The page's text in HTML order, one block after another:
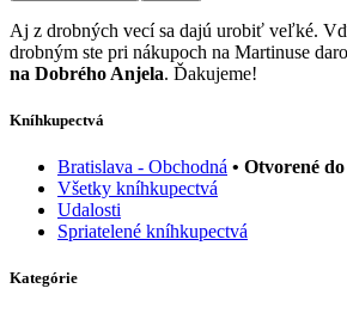
Aj z drobných vecí sa dajú urobiť veľké.
drobným ste pri nákupoch na Martinuse
na Dobrého Anjela. Ďakujeme!
Kníhkupectvá
Bratislava - Obchodná • Otvorené
Všetky kníhkupectvá
Udalosti
Spriatelené kníhkupectvá
Kategórie